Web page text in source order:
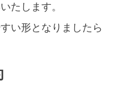
たします。
い形となりましたら